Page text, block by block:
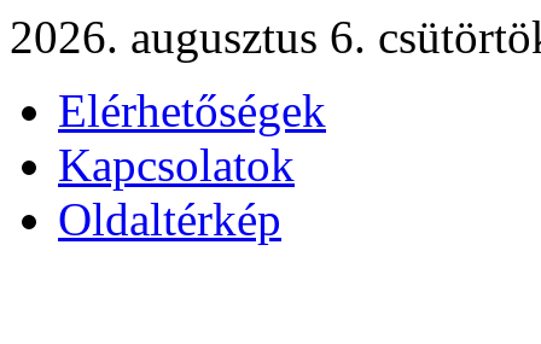
2026. augusztus 6.
Elérhetőségek
Kapcsolatok
Oldaltérkép